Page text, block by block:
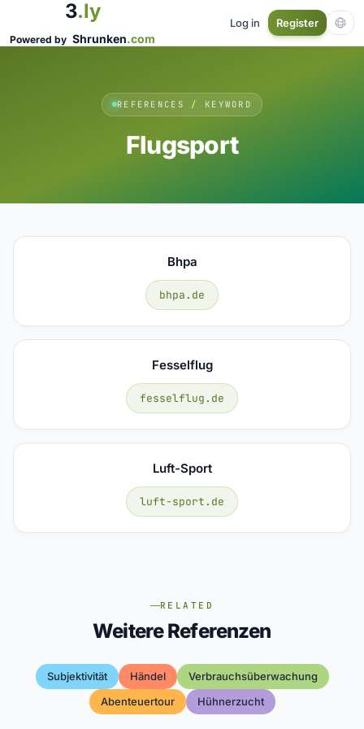
3.ly
Powered by Shrunken.com
Log in Register
REFERENCES / KEYWORD
Flugsport
Bhpa
bhpa.de
Fesselflug
fesselflug.de
Luft-Sport
luft-sport.de
RELATED
Weitere Referenzen
Subjektivität Händel
Verbrauchsüberwachung
Abenteuertour
Hühnerzucht